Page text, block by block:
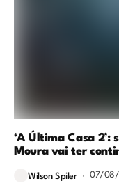
‘A Última Casa 2’:
Moura vai ter
Wilson Spiler 07/